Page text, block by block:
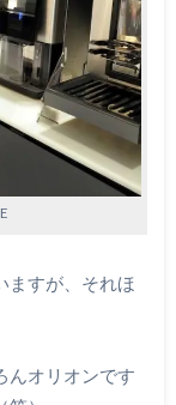
ますが、それほ
んオリオンです